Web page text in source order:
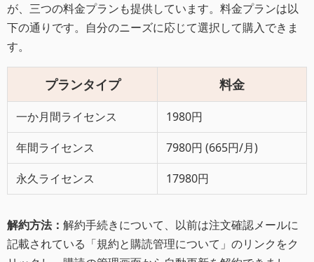
が、三つの料金プランも提供しています。料金プランは以
下の通りです。自分のニーズに応じて選択して購入できま
す。
プランタイプ 料金
一か月間ライセンス
1980円
年間ライセンス
7980円 (665円/月)
永久ライセンス
17980円
解約方法： 解約手続きについて、以前は注文確認メールに
記載されている「規約と購読管理について」のリンクをク